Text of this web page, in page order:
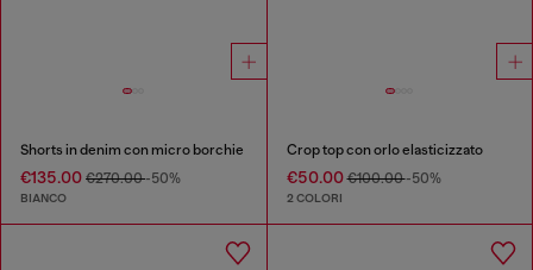
Shorts in denim con micro borchie
€135.00 €270.00-50%
BIANCO
Crop top con orlo elasticizzato
€50.00€100.00-50%
2 COLORI